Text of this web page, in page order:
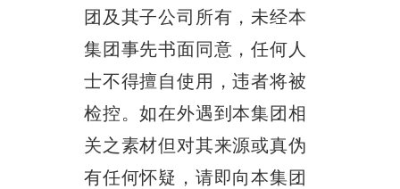
团及其子公司所有，未经本
集团事先书面同意，任何人
士不得擅自使用，违者将被
检控。如在外遇到本集团相
关之素材但对其来源或真伪
有任何怀疑，请即向本集团